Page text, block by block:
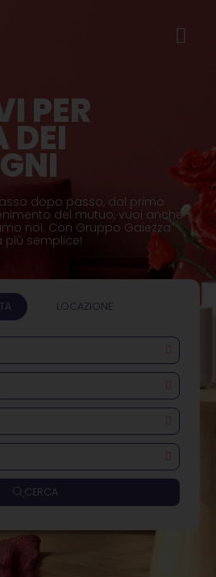
PER
DEI
dopo passo, dal primo
del mutuo, vuoi anche
noi. Con Gruppo Gaiezza
semplice!
LOCAZIONE
CERCA